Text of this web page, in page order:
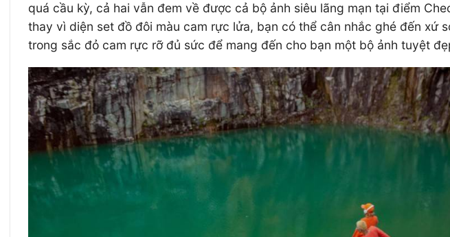
quá cầu kỳ, cả hai vẫn đem về được cả bộ ảnh siêu lãng mạn tại điểm
thay vì diện set đồ đôi màu cam rực lửa, bạn có thể cân nhắc ghé đến xứ
trong sắc đỏ cam rực rỡ đủ sức để mang đến cho bạn một bộ ảnh tuyệt